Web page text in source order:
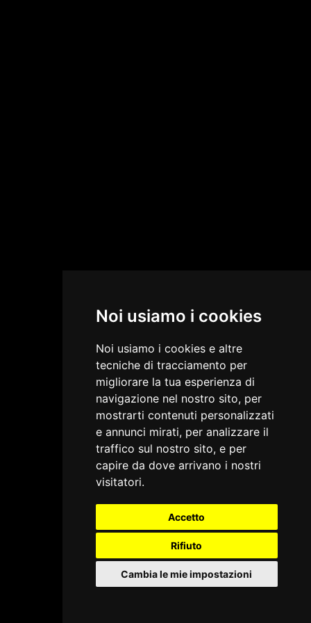
Noi usiamo i cookies
Noi usiamo i cookies e altre
tecniche di tracciamento per
migliorare la tua esperienza di
navigazione nel nostro sito, per
mostrarti contenuti personalizzati
e annunci mirati, per analizzare il
traffico sul nostro sito, e per
capire da dove arrivano i nostri
visitatori.
Accetto
Rifiuto
Cambia le mie impostazioni